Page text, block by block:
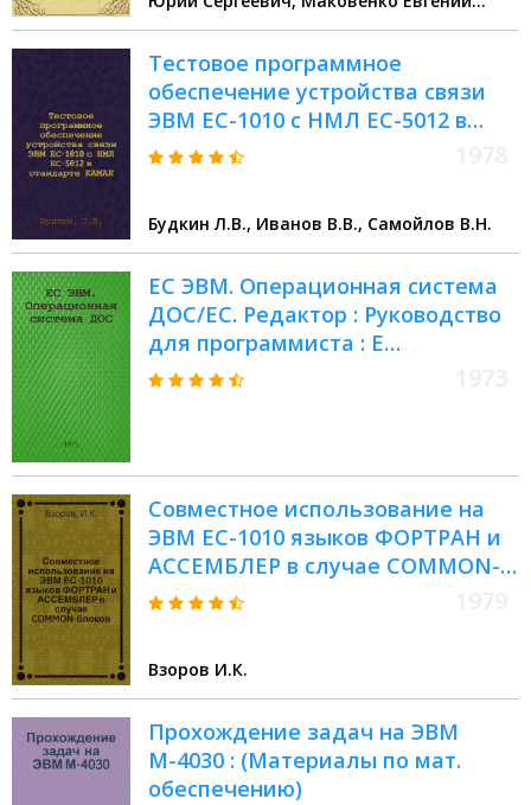
Тестовое программное
обеспечение устройства связи
ЭВМ ЕС-1010 с НМЛ ЕС-5012 в
стандарте КАМАК
Будкин Л.В., Иванов В.В., Самойлов В.Н.
ЕС ЭВМ. Операционная система
ДОС/ЕС. Редактор : Руководство
для программиста : Е
10.132.034.ДI
Совместное использование на
ЭВМ ЕС-1010 языков ФОРТРАН и
АССЕМБЛЕР в случае COMMON-
блоков
Взоров И.К.
Прохождение задач на ЭВМ
М-4030 : (Материалы по мат.
обеспечению)